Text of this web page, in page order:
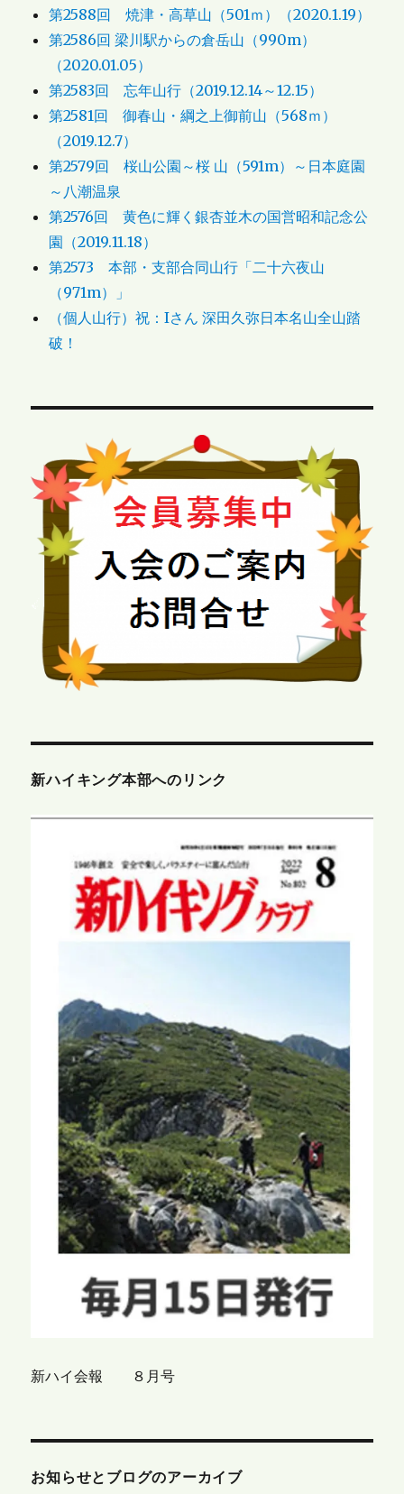
第2588回 焼津・高草山（501ｍ）（2020.1.19）
第2586回 梁川駅からの倉岳山（990m）
（2020.01.05）
第2583回 忘年山行（2019.12.14～12.15）
第2581回 御春山・綱之上御前山（568ｍ）
（2019.12.7）
第2579回 桜山公園～桜 山（591m）～日本庭園
～八潮温泉
第2576回 黄色に輝く銀杏並木の国営昭和記念公
園（2019.11.18）
第2573 本部・支部合同山行「二十六夜山
（971m）」
（個人山行）祝：Iさん 深田久弥日本名山全山踏
破！
新ハイキング本部へのリンク
新ハイ会報 ８月号
お知らせとブログのアーカイブ